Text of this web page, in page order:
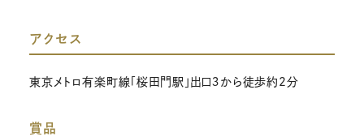
アクセス
東京メトロ有楽町線「桜田門駅」出口３から徒歩約2分
賞品